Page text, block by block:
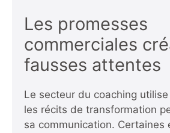
Les promesses
commerciales
fausses attentes
Le secteur du coaching
les récits de transformation
sa communication. Certaines